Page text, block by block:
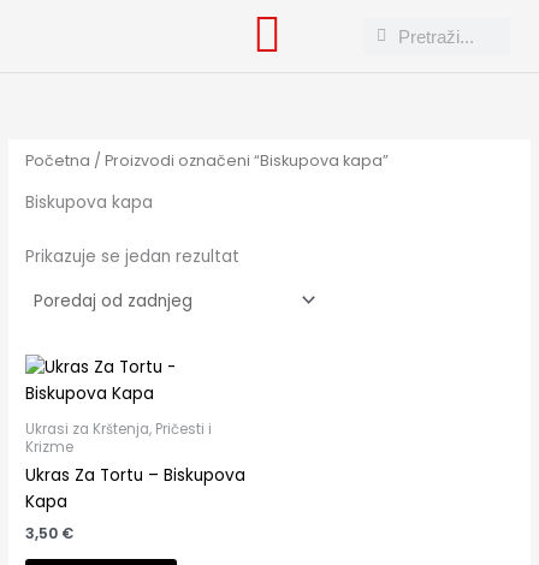
Search
Search
Početna / Proizvodi označeni “Biskupova kapa”
Biskupova kapa
Prikazuje se jedan rezultat
Ukrasi za Krštenja, Pričesti i
Krizme
Ukras Za Tortu – Biskupova
Kapa
3,50 €